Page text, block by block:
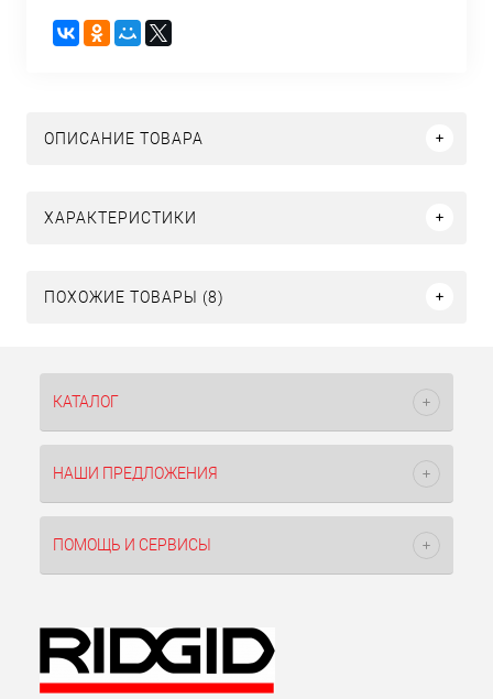
ОПИСАНИЕ ТОВАРА
ХАРАКТЕРИСТИКИ
ПОХОЖИЕ ТОВАРЫ (8)
КАТАЛОГ
НАШИ ПРЕДЛОЖЕНИЯ
ПОМОЩЬ И СЕРВИСЫ